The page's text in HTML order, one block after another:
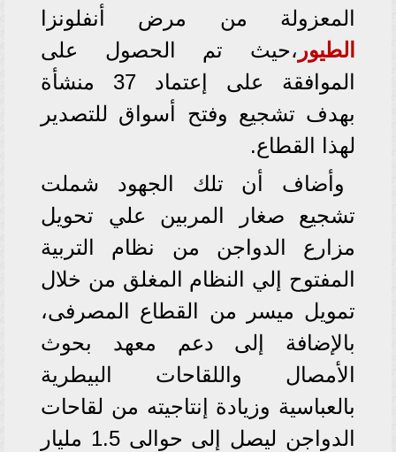
المعزولة من مرض أنفلونزا
الطيور ،حيث تم الحصول على
الموافقة على إعتماد 37 منشأة
بهدف تشجيع وفتح أسواق للتصدير
لهذا القطاع.
وأضاف أن تلك الجهود شملت
تشجيع صغار المربين علي تحويل
مزارع الدواجن من نظام التربية
المفتوح إلي النظام المغلق من خلال
تمويل ميسر من القطاع المصرفى،
بالإضافة إلى دعم معهد بحوث
الأمصال واللقاحات البيطرية
بالعباسية وزيادة إنتاجيته من لقاحات
الدواجن ليصل إلى حوالى 1.5 مليار